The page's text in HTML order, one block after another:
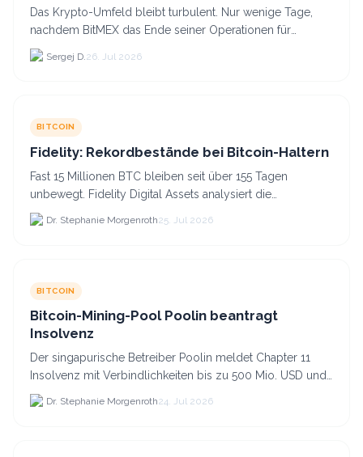
Das Krypto-Umfeld bleibt turbulent. Nur wenige Tage,
nachdem BitMEX das Ende seiner Operationen für
September 2026 bekannt gegeben hat, zieht nun die
nächste gr...
Sergej D. 26. Jul 2026
BITCOIN
Fidelity: Rekordbestände bei Bitcoin-Haltern
Fast 15 Millionen BTC bleiben seit über 155 Tagen
unbewegt. Fidelity Digital Assets analysiert die
Anlegerüberzeugung trotz Kursverlusten und einem
BTC-Preis.
Dr. Stephanie Morgenroth25. Jul 2026
BITCOIN
Bitcoin-Mining-Pool Poolin beantragt
Insolvenz
Der singapurische Betreiber Poolin meldet Chapter 11
Insolvenz mit Verbindlichkeiten bis zu 500 Mio. USD und
plant den Verkauf zweier Texas-Standorte für.
Dr. Stephanie Morgenroth24. Jul 2026